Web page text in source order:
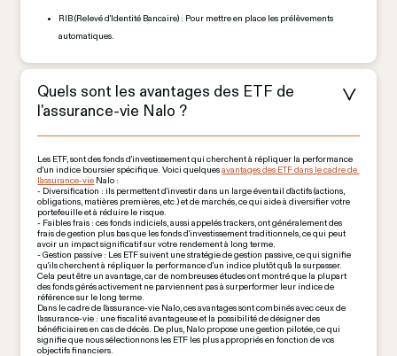
RIB (Relevé d'Identité Bancaire) : Pour mettre en place les prélèvements
automatiques.
Quels sont les avantages des ETF de
l'assurance-vie Nalo ?
Les ETF, sont des fonds d'investissement qui cherchent à répliquer la performance
d'un indice boursier spécifique. Voici quelques avantages des ETF dans le cadre de
l'assurance-vie Nalo :
- Diversification : ils permettent d'investir dans un large éventail d'actifs (actions,
obligations, matières premières, etc.) et de marchés, ce qui aide à diversifier votre
portefeuille et à réduire le risque.
- Faibles frais : ces fonds indiciels, aussi appelés trackers, ont généralement des
frais de gestion plus bas que les fonds d'investissement traditionnels, ce qui peut
avoir un impact significatif sur votre rendement à long terme.
- Gestion passive : Les ETF suivent une stratégie de gestion passive, ce qui signifie
qu'ils cherchent à répliquer la performance d'un indice plutôt qu'à la surpasser.
Cela peut être un avantage, car de nombreuses études ont montré que la plupart
des fonds gérés activement ne parviennent pas à surperformer leur indice de
référence sur le long terme.
Dans le cadre de l'assurance-vie Nalo, ces avantages sont combinés avec ceux de
l'assurance-vie : une fiscalité avantageuse et la possibilité de désigner des
bénéficiaires en cas de décès. De plus, Nalo propose une gestion pilotée, ce qui
signifie que nous sélectionnons les ETF les plus appropriés en fonction de vos
objectifs financiers.